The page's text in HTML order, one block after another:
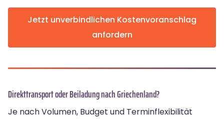
Jetzt unverbindlichen Kostenvoranschlag
anfordern
Direkttransport oder Beiladung nach Griechenland?
Je nach Volumen, Budget und Terminflexibilität